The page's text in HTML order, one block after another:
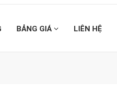
BẢNG GIÁ LIÊN HỆ